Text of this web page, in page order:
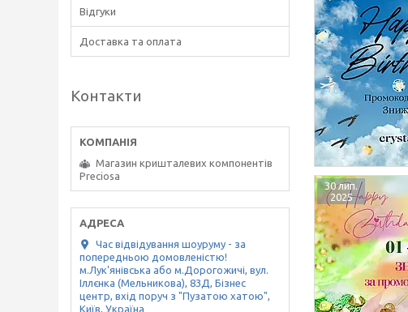
30 лип.
2025
Відгуки
Доставка та оплата
Контакти
Магазин кришталевих компонентів
Preciosa
Час відвідування шоуруму - за
попередньою домовленістю!
м.Лук'янівська або м.Дорогожичі, вул.
Іллєнка (Мельникова), 83Д, Бізнес
центр, вхід поруч з "Пузатою хатою",
Київ, Україна